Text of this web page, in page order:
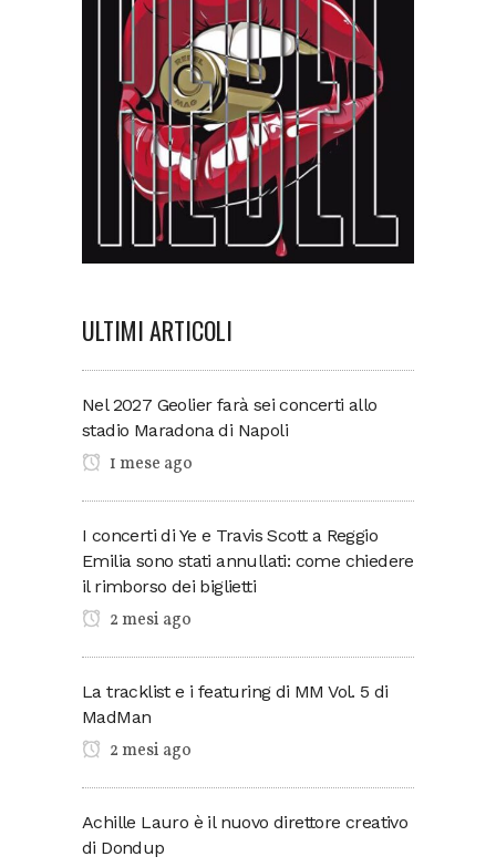
ULTIMI ARTICOLI
Nel 2027 Geolier farà sei concerti allo
stadio Maradona di Napoli
1 mese ago
I concerti di Ye e Travis Scott a Reggio
Emilia sono stati annullati: come chiedere
il rimborso dei biglietti
2 mesi ago
La tracklist e i featuring di MM Vol. 5 di
MadMan
2 mesi ago
Achille Lauro è il nuovo direttore creativo
di Dondup